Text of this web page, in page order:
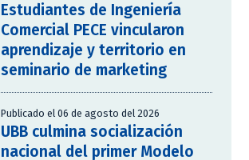
Estudiantes de Ingeniería
Comercial PECE vincularon
aprendizaje y territorio en
seminario de marketing
Publicado el 06 de agosto del 2026
UBB culmina socialización
nacional del primer Modelo